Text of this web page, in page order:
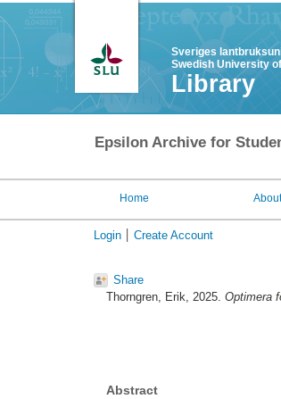
Sveriges
Swedish University
Library
Epsilon Archive for
Home About
Login Create Account
Share
Thorngren, Erik, 2025. Optimera
Abstract